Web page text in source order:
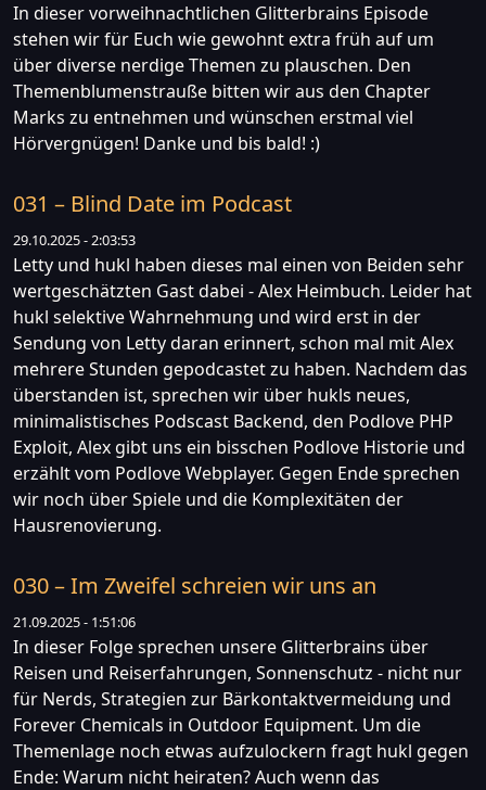
In dieser vorweihnachtlichen Glitterbrains Episode
stehen wir für Euch wie gewohnt extra früh auf um
über diverse nerdige Themen zu plauschen. Den
Themenblumenstrauße bitten wir aus den Chapter
Marks zu entnehmen und wünschen erstmal viel
Hörvergnügen! Danke und bis bald! :)
031 – Blind Date im Podcast
29.10.2025 - 2:03:53
Letty und hukl haben dieses mal einen von Beiden sehr
wertgeschätzten Gast dabei - Alex Heimbuch. Leider hat
hukl selektive Wahrnehmung und wird erst in der
Sendung von Letty daran erinnert, schon mal mit Alex
mehrere Stunden gepodcastet zu haben. Nachdem das
überstanden ist, sprechen wir über hukls neues,
minimalistisches Podscast Backend, den Podlove PHP
Exploit, Alex gibt uns ein bisschen Podlove Historie und
erzählt vom Podlove Webplayer. Gegen Ende sprechen
wir noch über Spiele und die Komplexitäten der
Hausrenovierung.
030 – Im Zweifel schreien wir uns an
21.09.2025 - 1:51:06
In dieser Folge sprechen unsere Glitterbrains über
Reisen und Reiserfahrungen, Sonnenschutz - nicht nur
für Nerds, Strategien zur Bärkontaktvermeidung und
Forever Chemicals in Outdoor Equipment. Um die
Themenlage noch etwas aufzulockern fragt hukl gegen
Ende: Warum nicht heiraten? Auch wenn das